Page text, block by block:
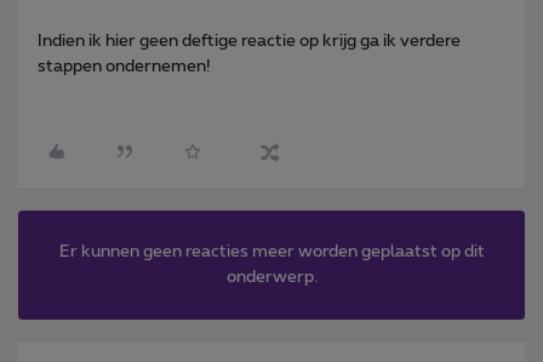
Indien ik hier geen deftige reactie op krijg ga ik verdere
stappen ondernemen!
Er kunnen geen reacties meer worden geplaatst op dit
onderwerp.